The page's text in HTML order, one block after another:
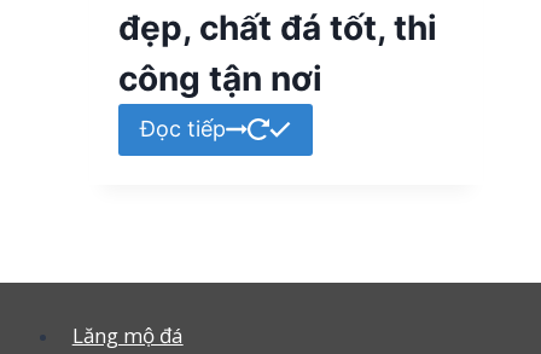
đẹp, chất đá tốt, thi
công tận nơi
Đọc tiếp
Lăng mộ đá